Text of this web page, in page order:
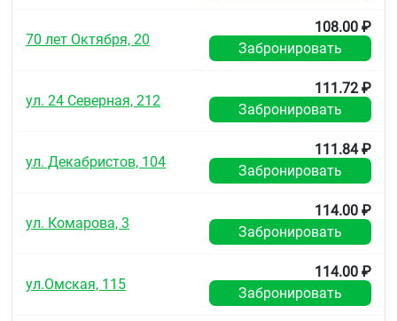
70 лет Октября, 20
108.00 ₽
Забронировать
ул. 24 Северная, 212
111.72 ₽
Забронировать
ул. Декабристов, 104
111.84 ₽
Забронировать
ул. Комарова, 3
114.00 ₽
Забронировать
ул.Омская, 115
114.00 ₽
Забронировать